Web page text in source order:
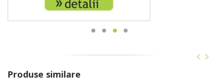
Produse similare